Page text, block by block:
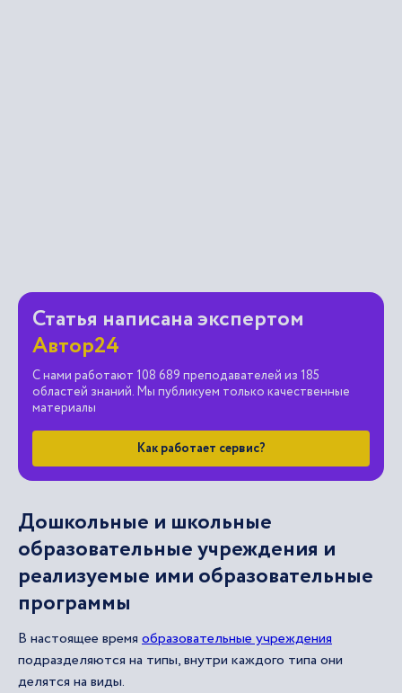
Статья написана экспертом
Автор24
С нами работают 108 689 преподавателей из 185
областей знаний. Мы публикуем только качественные
материалы
Как работает сервис?
Дошкольные и школьные
образовательные учреждения и
реализуемые ими образовательные
программы
В настоящее время образовательные учреждения
подразделяются на типы, внутри каждого типа они
делятся на виды.